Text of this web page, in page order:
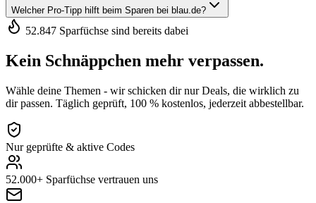
Welcher Pro-Tipp hilft beim Sparen bei blau.de?
52.847 Sparfüchse sind bereits dabei
Kein Schnäppchen mehr verpassen.
Wähle deine Themen - wir schicken dir nur Deals, die wirklich zu
dir passen. Täglich geprüft, 100 % kostenlos, jederzeit abbestellbar.
Nur geprüfte & aktive Codes
52.000+ Sparfüchse vertrauen uns